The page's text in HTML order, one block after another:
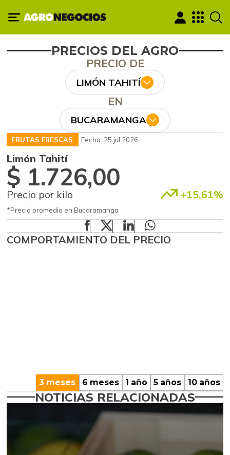
PRECIOS DEL AGRO
PRECIO DE
LIMÓN TAHITÍ
EN
BUCARAMANGA
FRUTAS FRESCAS Fecha: 25 jul 2026
Limón Tahití
$ 1.726,00
Precio por kilo +15,61%
*Precio promedio en Bucaramanga
COMPORTAMIENTO DEL PRECIO
3 meses 6 meses 1 año 5 años 10 años
NOTICIAS RELACIONADAS